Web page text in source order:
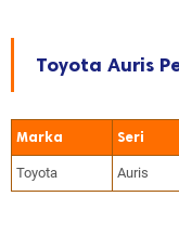
Toyota Auris
Marka Seri
Toyota Auris